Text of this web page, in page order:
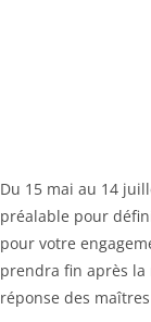
Du 15 mai au 14
préalable pour
pour votre
prendra fin après la
réponse des